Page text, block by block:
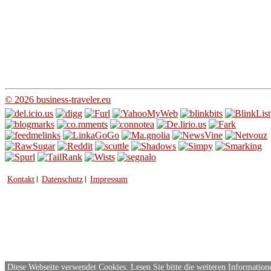
Diese Webseite verwendet Cookies. Lesen Sie bitte die weiteren
© 2026 business-traveler.eu
Kontakt Datenschutz Impressum